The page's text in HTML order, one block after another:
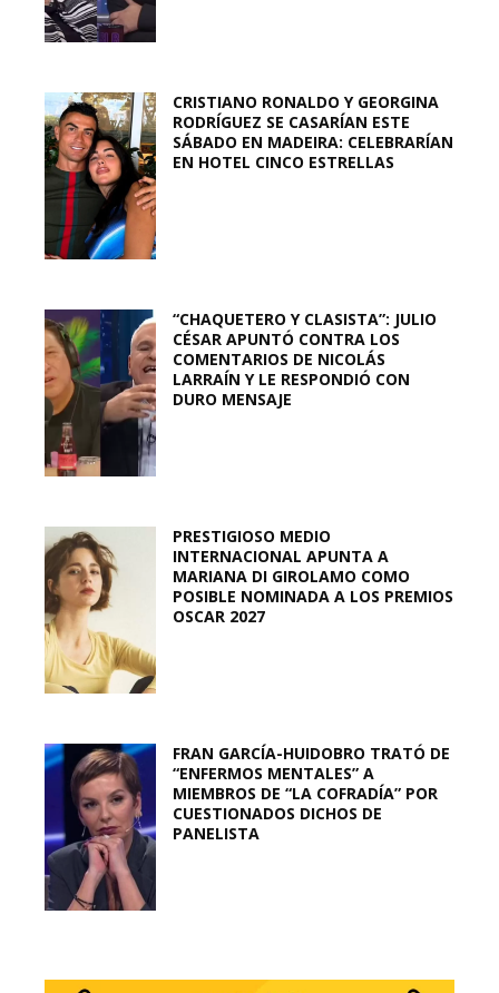
CRISTIANO RONALDO Y GEORGINA
RODRÍGUEZ SE CASARÍAN ESTE
SÁBADO EN MADEIRA: CELEBRARÍAN
EN HOTEL CINCO ESTRELLAS
“CHAQUETERO Y CLASISTA”: JULIO
CÉSAR APUNTÓ CONTRA LOS
COMENTARIOS DE NICOLÁS
LARRAÍN Y LE RESPONDIÓ CON
DURO MENSAJE
PRESTIGIOSO MEDIO
INTERNACIONAL APUNTA A
MARIANA DI GIROLAMO COMO
POSIBLE NOMINADA A LOS PREMIOS
OSCAR 2027
FRAN GARCÍA-HUIDOBRO TRATÓ DE
“ENFERMOS MENTALES” A
MIEMBROS DE “LA COFRADÍA” POR
CUESTIONADOS DICHOS DE
PANELISTA